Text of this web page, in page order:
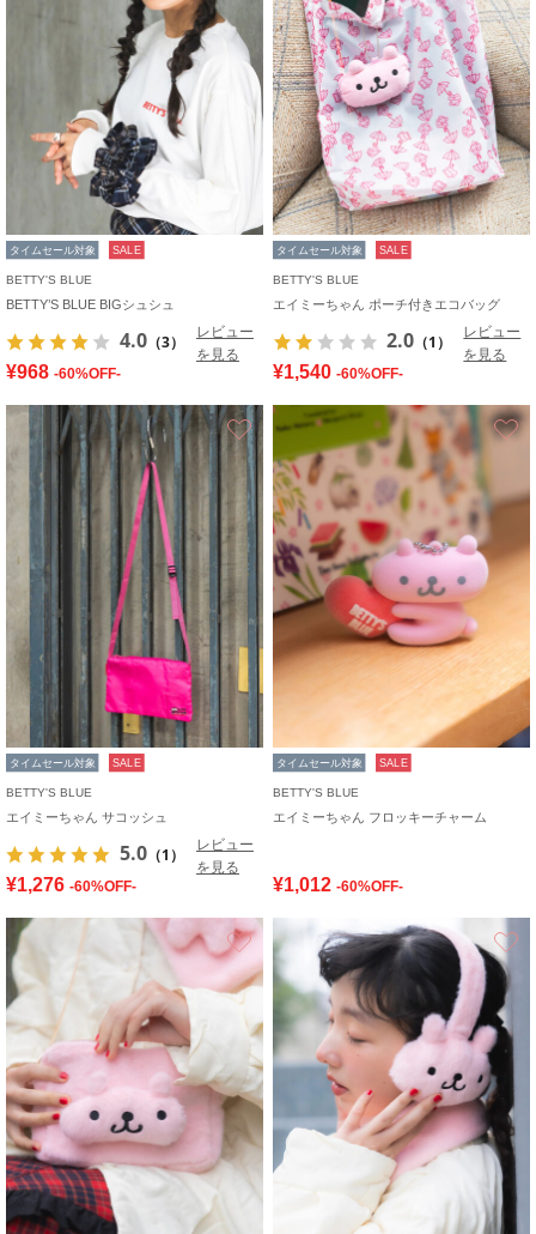
タイムセール対象 SALE
BETTY'S BLUE
BETTY’S BLUE BIGシュシュ
4.0 （3）
レビュー
を見る
¥968 -60%OFF-
タイムセール対象 SALE
BETTY'S BLUE
エイミーちゃん ポーチ付きエコバッグ
2.0 （1）
レビュー
を見る
¥1,540 -60%OFF-
お気に入り
タイムセール対象 SALE
BETTY'S BLUE
エイミーちゃん サコッシュ
5.0 （1）
レビュー
を見る
¥1,276 -60%OFF-
タイムセール対象 SALE
BETTY'S BLUE
エイミーちゃん フロッキーチャーム
¥1,012 -60%OFF-
お気に入り